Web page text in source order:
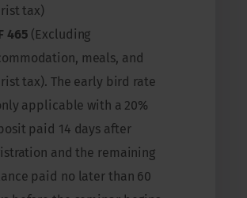
tax)
465 (Excluding
meals, and
tax). The early bird rate
applicable with a 20%
paid 14 days after
and the remaining
paid no later than 60